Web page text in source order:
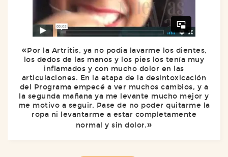
Por la Artritis, ya no podia lavarme los dientes,
los dedos de las manos y los pies los tenía muy
inflamados y con mucho dolor en las
articulaciones. En la etapa de la desintoxicación
del Programa empecé a ver muchos cambios, y a
la segunda mañana ya me levante mucho mejor y
me motivo a seguir. Pase de no poder quitarme la
ropa ni levantarme a estar completamente
normal y sin dolor.